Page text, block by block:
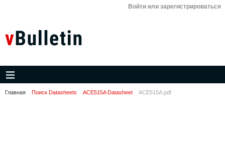
Войти или зарегистрироваться
Главная Поиск Datasheets ACE515A Datasheet ACE515A.pdf